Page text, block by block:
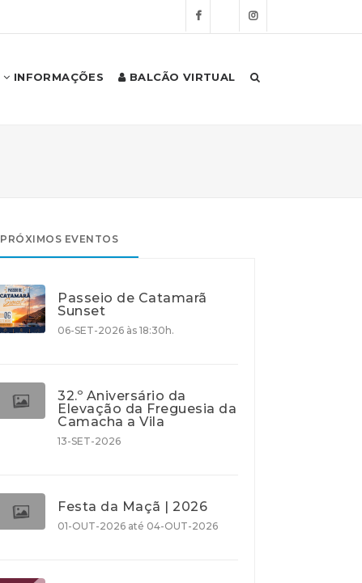
INFORMAÇÕES BALCÃO VIRTUAL
PRÓXIMOS EVENTOS
Passeio de Catamarã
Sunset
06-SET-2026 às 18:30h.
32.º Aniversário da
Elevação da Freguesia da
Camacha a Vila
13-SET-2026
Festa da Maçã | 2026
01-OUT-2026 até 04-OUT-2026